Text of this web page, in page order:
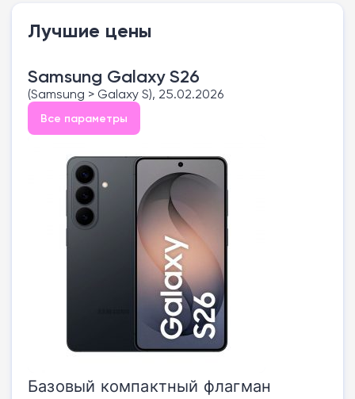
Лучшие цены
Samsung Galaxy S26
(Samsung > Galaxy S), 25.02.2026
Все параметры
Базовый компактный флагман